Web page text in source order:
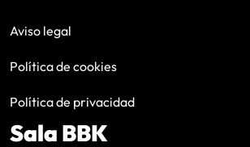
Aviso legal
Política de cookies
Política de privacidad
Sala BBK